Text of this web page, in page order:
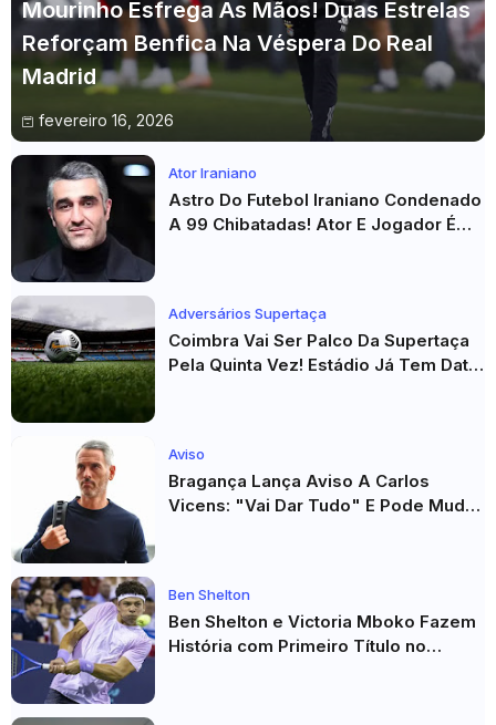
Mourinho Esfrega As Mãos! Duas Estrelas
Reforçam Benfica Na Véspera Do Real
Madrid
fevereiro 16, 2026
Ator Iraniano
Astro Do Futebol Iraniano Condenado
A 99 Chibatadas! Ator E Jogador É
Adversários Supertaça
Coimbra Vai Ser Palco Da Supertaça
Pela Quinta Vez! Estádio Já Tem Data
Aviso
Bragança Lança Aviso A Carlos
Vicens: "Vai Dar Tudo" E Pode Mudar
Ben Shelton
Ben Shelton e Victoria Mboko Fazem
História com Primeiro Título no